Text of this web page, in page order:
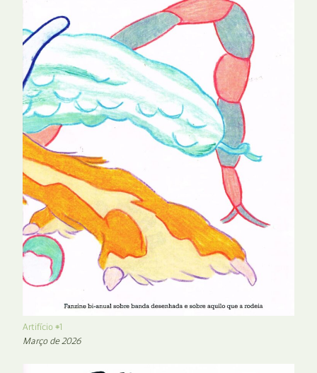
Artifício #1
Março de 2026